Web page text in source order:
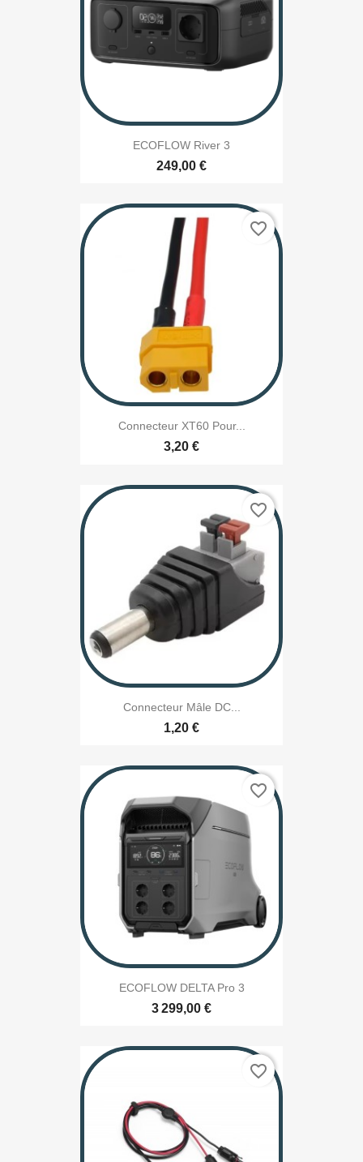
ECOFLOW River 3
249,00 €
Connecteur XT60 Pour...
3,20 €
favorite_border
Connecteur Mâle DC...
1,20 €
favorite_border
ECOFLOW DELTA Pro 3
3 299,00 €
favorite_border
favorite_border